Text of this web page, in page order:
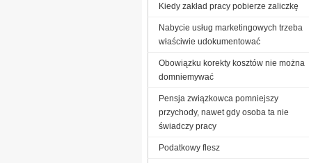
Kiedy zakład pracy pobierze zaliczkę
Nabycie usług marketingowych trzeba
właściwie udokumentować
Obowiązku korekty kosztów nie można
domniemywać
Pensja związkowca pomniejszy
przychody, nawet gdy osoba ta nie
świadczy pracy
Podatkowy flesz